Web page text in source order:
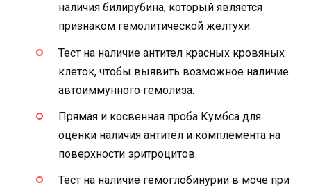
наличия билирубина, который является
признаком гемолитической желтухи.
Тест на наличие антител красных кровяных
клеток, чтобы выявить возможное наличие
автоиммунного гемолиза.
Прямая и косвенная проба Кумбса для
оценки наличия антител и комплемента на
поверхности эритроцитов.
Тест на наличие гемоглобинурии в моче при